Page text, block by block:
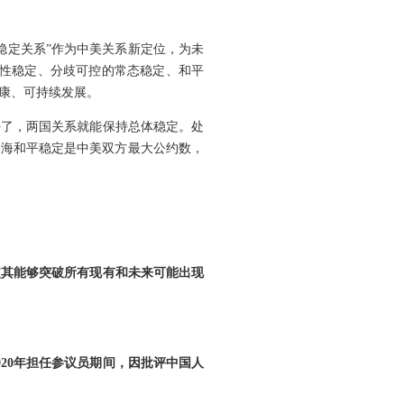
定关系”作为中美关系新定位，为未
稳定、分歧可控的常态稳定、和平
、可持续发展。
，两国关系就能保持总体稳定。处
和平稳定是中美双方最大公约数，
能够突破所有现有和未来可能出现
年担任参议员期间，因批评中国人